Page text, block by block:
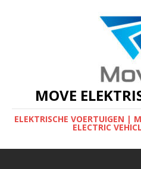
MOVE
ELEKTRISCHE VOERTUIGEN |
ELECTRIC